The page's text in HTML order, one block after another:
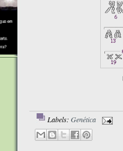
Labels: Genética